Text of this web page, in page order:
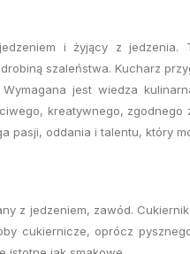
jedzeniem i żyjący z
szaleństwa. Kucharz
jest wiedza
kreatywnego,
pasji, oddania i talentu, który
z jedzeniem, zawód.
cukiernicze, oprócz